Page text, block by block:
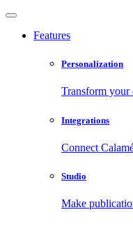
Features
Personalization
Transform your
Integrations
Connect
Studio
Make